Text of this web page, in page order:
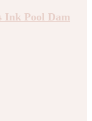
Ink Pool Dam